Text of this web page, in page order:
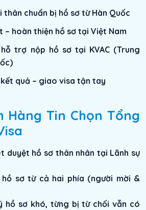
thân chuẩn bị hồ sơ từ Hàn Quốc
– hoàn thiện hồ sơ tại Việt Nam
trợ nộp hồ sơ tại KVAC (Trung
quả – giao visa tận tay
Hàng Tin Chọn Tổng
duyệt hồ sơ thân nhân tại Lãnh sự
sơ từ cả hai phía (người mời &
hồ sơ khó, từng bị từ chối vẫn có